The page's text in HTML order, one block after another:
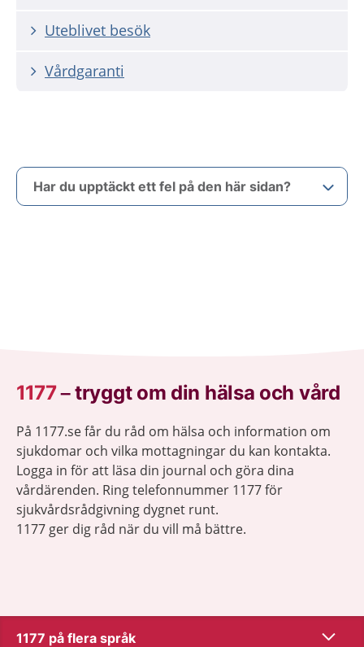
Uteblivet besök
Vårdgaranti
Har du upptäckt ett fel på den här sidan?
1177–tryggt om din hälsa och vård
På 1177.se får du råd om hälsa och information om
sjukdomar och vilka mottagningar du kan kontakta.
Logga in för att läsa din journal och göra dina
vårdärenden. Ring telefonnummer 1177 för
sjukvårdsrådgivning dygnet runt.
1177 ger dig råd när du vill må bättre.
1177 på flera språk Visa